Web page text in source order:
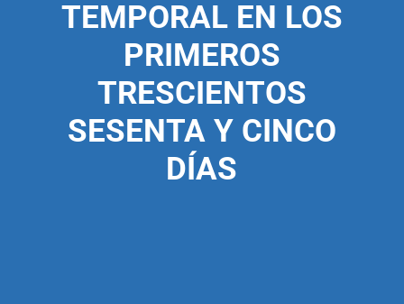
TEMPORAL EN LOS
PRIMEROS
TRESCIENTOS
SESENTA Y CINCO
DÍAS